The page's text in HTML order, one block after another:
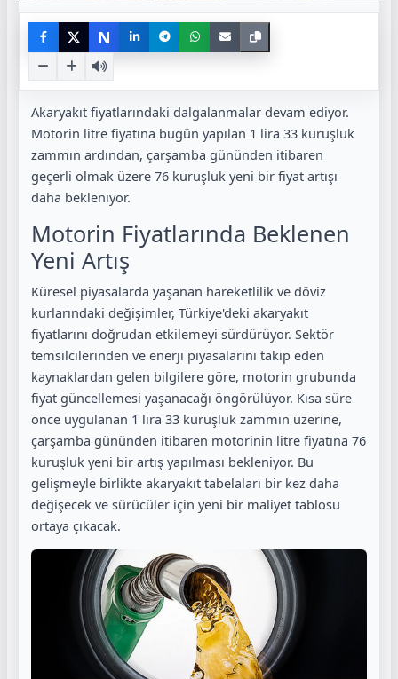
N
Akaryakıt fiyatlarındaki dalgalanmalar devam ediyor.
Motorin litre fiyatına bugün yapılan 1 lira 33 kuruşluk
zammın ardından, çarşamba gününden itibaren
geçerli olmak üzere 76 kuruşluk yeni bir fiyat artışı
daha bekleniyor.
Motorin Fiyatlarında Beklenen
Yeni Artış
Küresel piyasalarda yaşanan hareketlilik ve döviz
kurlarındaki değişimler, Türkiye'deki akaryakıt
fiyatlarını doğrudan etkilemeyi sürdürüyor. Sektör
temsilcilerinden ve enerji piyasalarını takip eden
kaynaklardan gelen bilgilere göre, motorin grubunda
fiyat güncellemesi yaşanacağı öngörülüyor. Kısa süre
önce uygulanan 1 lira 33 kuruşluk zammın üzerine,
çarşamba gününden itibaren motorinin litre fiyatına 76
kuruşluk yeni bir artış yapılması bekleniyor. Bu
gelişmeyle birlikte akaryakıt tabelaları bir kez daha
değişecek ve sürücüler için yeni bir maliyet tablosu
ortaya çıkacak.